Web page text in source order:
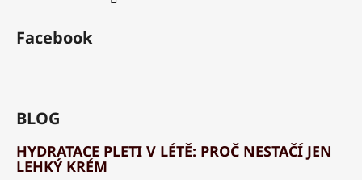
Facebook
BLOG
HYDRATACE PLETI V LÉTĚ: PROČ NESTAČÍ JEN
LEHKÝ KRÉM